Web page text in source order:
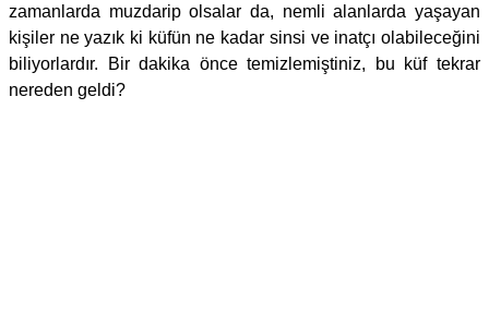
zamanlarda muzdarip olsalar da, nemli alanlarda yaşayan
kişiler ne yazık ki küfün ne kadar sinsi ve inatçı olabileceğini
biliyorlardır. Bir dakika önce temizlemiştiniz, bu küf tekrar
nereden geldi?